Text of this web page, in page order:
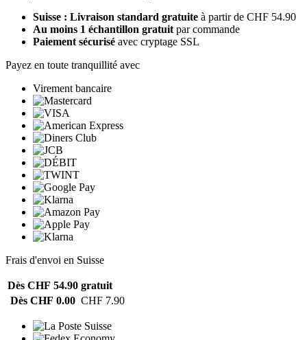
Suisse : Livraison standard gratuite à partir de CHF 54.90
Au moins 1 échantillon gratuit par commande
Paiement sécurisé avec cryptage SSL
Payez en toute tranquillité avec
Virement bancaire
Frais d'envoi en Suisse
Dès CHF 54.90 gratuit
Dès CHF 0.00 CHF 7.90